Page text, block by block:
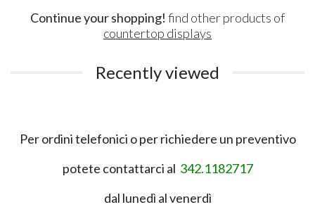
Continue your shopping! find other products of
countertop displays
Recently viewed
Per ordini telefonici o per richiedere un preventivo
potete contattarci al 342.1182717
dal lunedì al venerdì